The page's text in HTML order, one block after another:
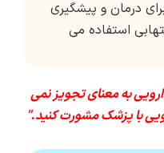
درمان و پیشگیری
استفاده می
به معنای تجویز نمی
با پزشک مشورت کنید."